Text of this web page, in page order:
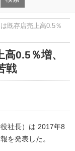
既存店売上高0.5％
0.5％増、
戦
社長）は 2017年8
を発表した。